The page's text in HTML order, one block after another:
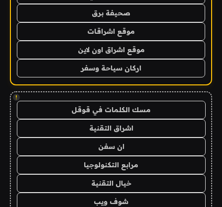
صحيفة برق
موقع اشراقات
موقع اشراق اون لاين
اركان سياحة وسفر
!
مسك الكلمات في قوقل
اشراق التقنية
ان سفن
مرابع التكنولوجيا
خيال التقنية
شوف ويب